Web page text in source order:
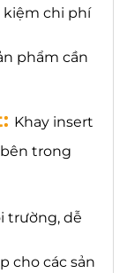
kiệm chi phí
phẩm cần
Khay insert
trong
trường, dễ
cho các sản